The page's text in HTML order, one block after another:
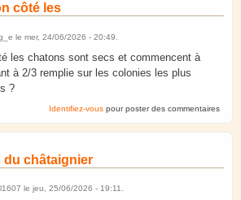
côté les
le mer, 24/06/2026 - 20:49
les chatons sont secs et commencent à
à 2/3 remplie sur les colonies les plus
?
Identifiez-vous pour poster des commentaires
du châtaignier
le jeu, 25/06/2026 - 19:11